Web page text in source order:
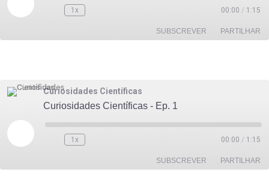
1x 00:00 / 1:15
SUBSCREVER PARTILHAR
LIGAÇÃOCuriosidades Científicas
Curiosidades Científicas - Ep. 1
Reproduzir
1x 00:00 / 1:15
SUBSCREVER PARTILHAR